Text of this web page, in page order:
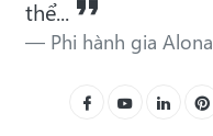
thể...
Phi hành gia Alona